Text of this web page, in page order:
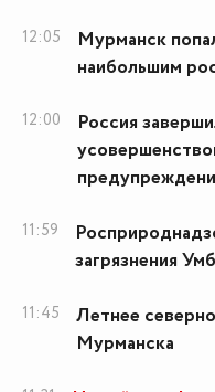
12:05
Мурманск
наибольшим
12:00
Россия
11:59
загрязнения
11:45
Летнее
Мурманска